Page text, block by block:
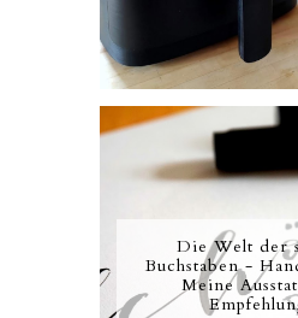
Die Welt der
Buchstaben -
Meine